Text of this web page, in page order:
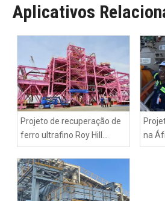
Aplicativos
Projeto de recuperação de
ferro ultrafino Roy Hill
Austrália
na